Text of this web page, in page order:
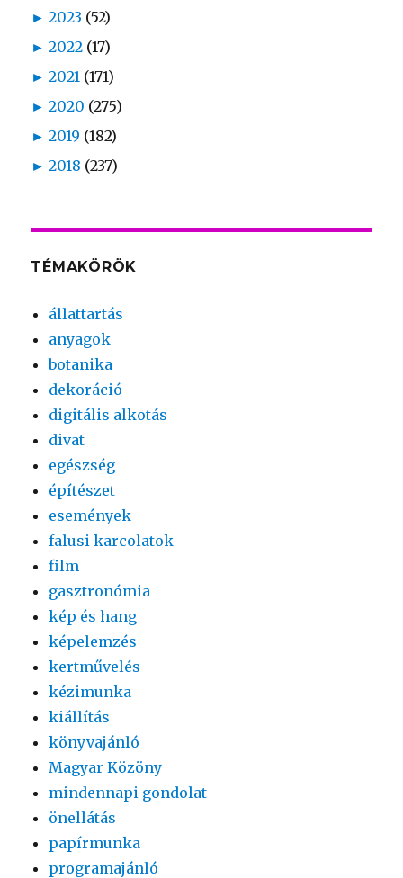
► 2023 (52)
► 2022 (17)
► 2021 (171)
► 2020 (275)
► 2019 (182)
► 2018 (237)
TÉMAKÖRÖK
állattartás
anyagok
botanika
dekoráció
digitális alkotás
divat
egészség
építészet
események
falusi karcolatok
film
gasztronómia
kép és hang
képelemzés
kertművelés
kézimunka
kiállítás
könyvajánló
Magyar Közöny
mindennapi gondolat
önellátás
papírmunka
programajánló